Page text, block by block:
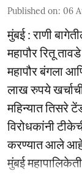
Published on: 06
मुंबई : राणी
महापौर रितू
महापौर बंगला
लाख रुपये
महिन्यात तिसरे
विरोधकांनी
करण्यात आले
मुंबई